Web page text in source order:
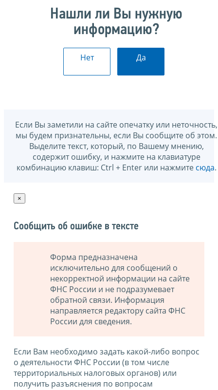
Нашли ли Вы нужную
информацию?
Нет Да
Если Вы заметили на сайте опечатку или неточность,
мы будем признательны, если Вы сообщите об этом.
Выделите текст, который, по Вашему мнению,
содержит ошибку, и нажмите на клавиатуре
комбинацию клавиш: Ctrl + Enter или нажмите сюда.
×
Сообщить об ошибке в тексте
Форма предназначена
исключительно для сообщений о
некорректной информации на сайте
ФНС России и не подразумевает
обратной связи. Информация
направляется редактору сайта ФНС
России для сведения.
Если Вам необходимо задать какой-либо вопрос
о деятельности ФНС России (в том числе
территориальных налоговых органов) или
получить разъяснения по вопросам